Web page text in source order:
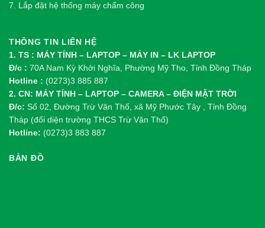
7. Lắp đặt hệ thống máy chấm công
THÔNG TIN LIÊN HỆ
1. TS : MÁY TÍNH – LAPTOP – MÁY IN – LK LAPTOP
Đ/c : 70A Nam Kỳ Khởi Nghĩa, Phường Mỹ Tho, Tỉnh Đồng Tháp
Hotline : (0273)3 885 887
2. CN: MÁY TÍNH – LAPTOP – CAMERA – ĐIỆN MẶT TRỜI
Đ/c: Số 02, Đường Trừ Văn Thố, xã Mỹ Phước Tây , Tỉnh Đồng
Tháp (đối diện trường THCS Trừ Văn Thố)
Hotline: (0273)3 883 887
BẢN ĐỒ